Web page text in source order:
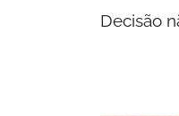
Decisão